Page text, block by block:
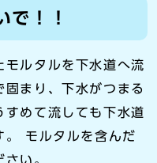
で！！
モルタルを下水道へ流
まり、下水がつまる
すめて流しても下水道
。 モルタルを含んだ
い。